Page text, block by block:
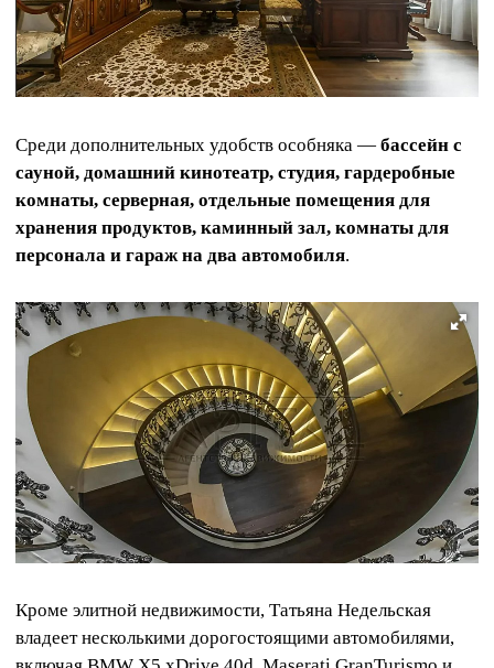
Среди дополнительных удобств особняка — бассейн с
сауной, домашний кинотеатр, студия, гардеробные
комнаты, серверная, отдельные помещения для
хранения продуктов, каминный зал, комнаты для
персонала и гараж на два автомобиля.
Кроме элитной недвижимости, Татьяна Недельская
владеет несколькими дорогостоящими автомобилями,